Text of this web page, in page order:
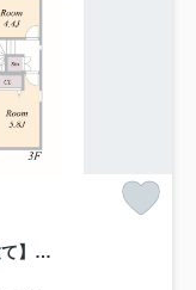
【横浜市西区久保町38-11全2棟新築戸建て】★仲介手数料無料★（稲荷台小学校・岩井原中学校）